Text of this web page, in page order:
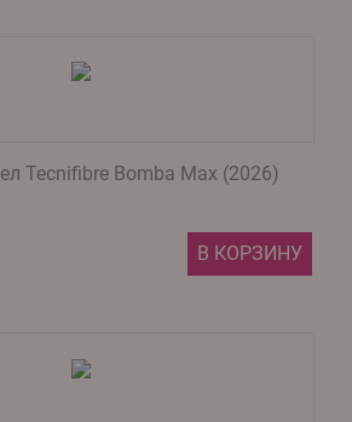
Tecnifibre Bomba Max (2026)
В КОРЗИНУ